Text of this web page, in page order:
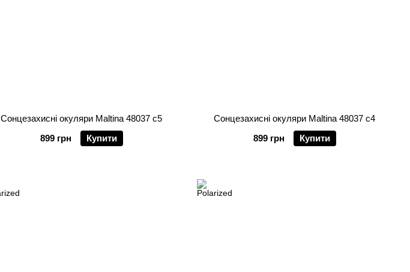
Сонцезахисні окуляри Maltina 48037 c5
899 грн
Купити
Сонцезахисні окуляри Maltina 48037 c4
899 грн
Купити